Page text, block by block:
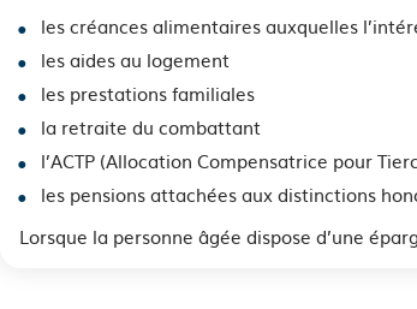
les créances alimentaires auxquelles
les aides au logement
les prestations familiales
la retraite du combattant
l’ACTP (Allocation Compensatrice pour
les pensions attachées aux distinctions
Lorsque la personne âgée dispose d’une